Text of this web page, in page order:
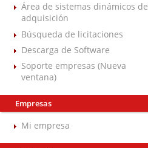
Área de sistemas dinámicos de
adquisición
Búsqueda de licitaciones
Descarga de Software
Soporte empresas (Nueva
ventana)
Empresas
Mi empresa